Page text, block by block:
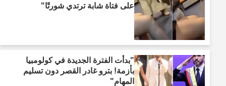
على فتاة شابة ترتدي شورتًا"
"بدأت الفترة الجديدة في كولومبيا
بأزمة! بترو غادر القصر دون تسليم
المهام"